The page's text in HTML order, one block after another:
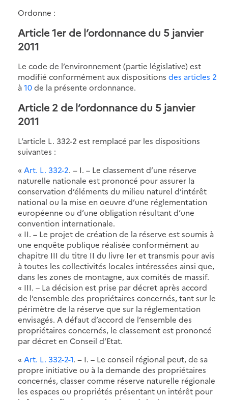
Ordonne :
Article 1er de l’ordonnance du 5 janvier
2011
Le code de l’environnement (partie législative) est
modifié conformément aux dispositions des articles 2
à10de la présente ordonnance.
Article 2 de l’ordonnance du 5 janvier
2011
L’article L. 332-2 est remplacé par les dispositions
suivantes :
« Art. L. 332-2. − I. – Le classement d’une réserve
naturelle nationale est prononcé pour assurer la
conservation d’éléments du milieu naturel d’intérêt
national ou la mise en oeuvre d’une réglementation
européenne ou d’une obligation résultant d’une
convention internationale.
« II. – Le projet de création de la réserve est soumis à
une enquête publique réalisée conformément au
chapitre III du titre II du livre Ier et transmis pour avis
à toutes les collectivités locales intéressées ainsi que,
dans les zones de montagne, aux comités de massif.
« III. – La décision est prise par décret après accord
de l’ensemble des propriétaires concernés, tant sur le
périmètre de la réserve que sur la réglementation
envisagés. A défaut d’accord de l’ensemble des
propriétaires concernés, le classement est prononcé
par décret en Conseil d’Etat.
« Art. L. 332-2-1. − I. – Le conseil régional peut, de sa
propre initiative ou à la demande des propriétaires
concernés, classer comme réserve naturelle régionale
les espaces ou propriétés présentant un intérêt pour